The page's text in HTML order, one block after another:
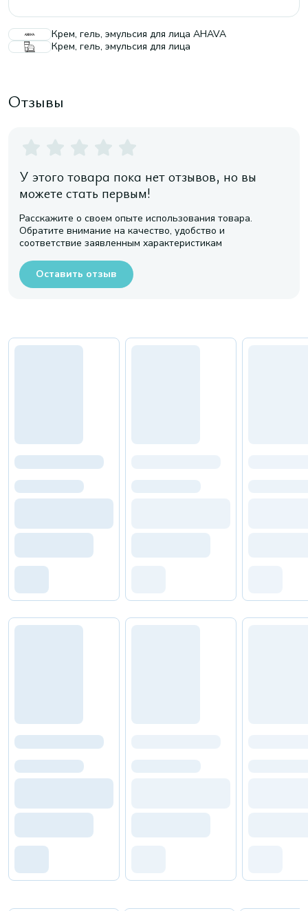
Крем, гель, эмульсия для лица AHAVA
Крем, гель, эмульсия для лица
Отзывы
У этого товара пока нет отзывов, но вы
можете стать первым!
Расскажите о своем опыте использования товара.
Обратите внимание на качество, удобство и
соответствие заявленным характеристикам
Оставить отзыв